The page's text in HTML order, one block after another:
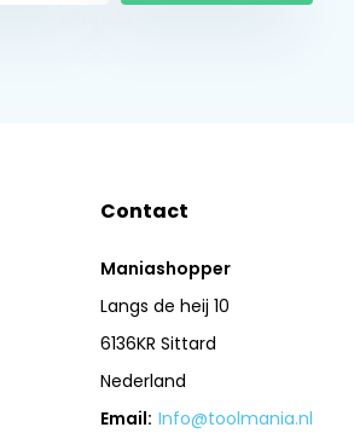
Contact
Maniashopper
Langs de heij 10
6136KR Sittard
Nederland
Email: Info@toolmania.nl